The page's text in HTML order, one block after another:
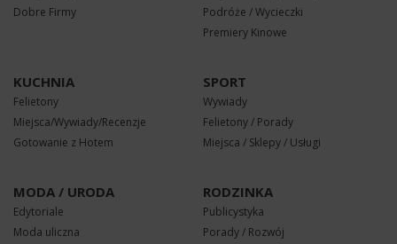
Dobre Firmy
Podróże / Wycieczki
Premiery Kinowe
KUCHNIA
Felietony
Miejsca/Wywiady/Recenzje
Gotowanie z Hotem
SPORT
Wywiady
Felietony / Porady
Miejsca / Sklepy / Usługi
MODA / URODA
Edytoriale
Moda uliczna
RODZINKA
Publicystyka
Porady / Rozwój